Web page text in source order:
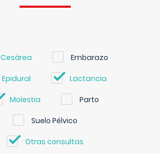
Cesárea Embarazo
Epidural Lactancia
Molestia Parto
Suelo Pélvico
Otras consultas